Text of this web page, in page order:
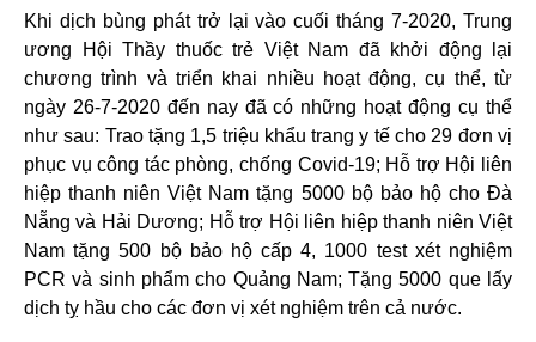
Khi dịch bùng phát trở lại vào cuối tháng 7-2020, Trung
ương Hội Thầy thuốc trẻ Việt Nam đã khởi động lại
chương trình và triển khai nhiều hoạt động, cụ thể, từ
ngày 26-7-2020 đến nay đã có những hoạt động cụ thể
như sau: Trao tặng 1,5 triệu khẩu trang y tế cho 29 đơn vị
phục vụ công tác phòng, chống Covid-19; Hỗ trợ Hội liên
hiệp thanh niên Việt Nam tặng 5000 bộ bảo hộ cho Đà
Nẵng và Hải Dương; Hỗ trợ Hội liên hiệp thanh niên Việt
Nam tặng 500 bộ bảo hộ cấp 4, 1000 test xét nghiệm
PCR và sinh phẩm cho Quảng Nam; Tặng 5000 que lấy
dịch tỵ hầu cho các đơn vị xét nghiệm trên cả nước.